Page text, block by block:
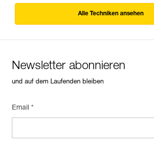
Alle Techniken ansehen
Newsletter abonnieren
und auf dem Laufenden bleiben
Email *